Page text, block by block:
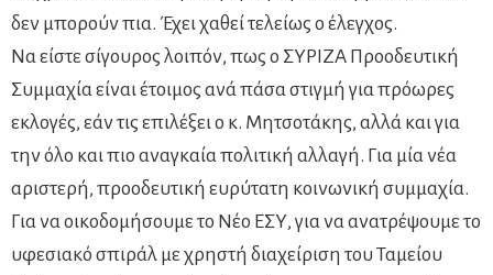
δεν μπορούν πια. Έχει χαθεί τελείως ο έλεγχος.
Να είστε σίγουρος λοιπόν, πως ο ΣΥΡΙΖΑ Προοδευτική
Συμμαχία είναι έτοιμος ανά πάσα στιγμή για πρόωρες
εκλογές, εάν τις επιλέξει ο κ. Μητσοτάκης, αλλά και για
την όλο και πιο αναγκαία πολιτική αλλαγή. Για μία νέα
αριστερή, προοδευτική ευρύτατη κοινωνική συμμαχία.
Για να οικοδομήσουμε το Νέο ΕΣΥ, για να ανατρέψουμε το
υφεσιακό σπιράλ με χρηστή διαχείριση του Ταμείου